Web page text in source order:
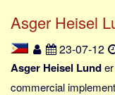
England.dk
Rusland.dk
JLKM.dk
Lande
Asger Heisel
23-07-12
Asger Heisel Lund
commercial